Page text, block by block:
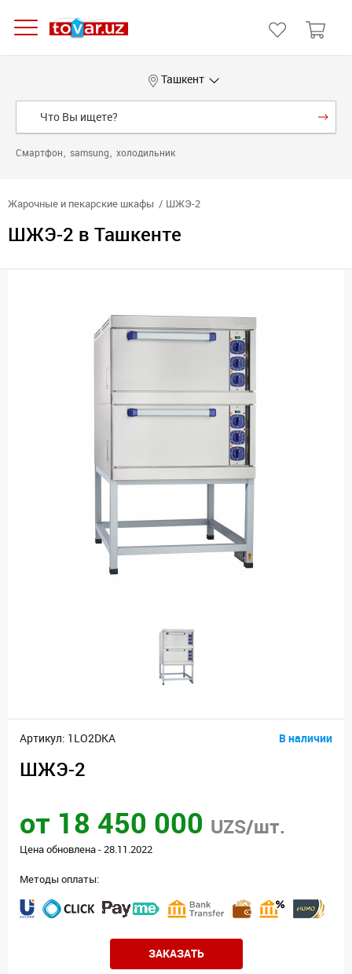
Ташкент
Смартфон samsung холодильник
Жарочные и пекарские шкафы ШЖЭ-2
ШЖЭ-2 в Ташкенте
Артикул: 1LO2DKA В наличии
ШЖЭ-2
от 18 450 000 UZS/шт.
Цена обновлена - 28.11.2022
Методы оплаты:
ЗАКАЗАТЬ